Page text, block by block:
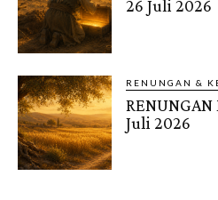
26 Juli 2026
RENUNGAN &
RENUNGAN
Juli 2026